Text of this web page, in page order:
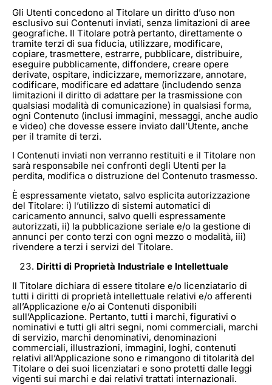
Gli Utenti concedono al Titolare un diritto d’uso non
esclusivo sui Contenuti inviati, senza limitazioni di aree
geografiche. Il Titolare potrà pertanto, direttamente o
tramite terzi di sua fiducia, utilizzare, modificare,
copiare, trasmettere, estrarre, pubblicare, distribuire,
eseguire pubblicamente, diffondere, creare opere
derivate, ospitare, indicizzare, memorizzare, annotare,
codificare, modificare ed adattare (includendo senza
limitazioni il diritto di adattare per la trasmissione con
qualsiasi modalità di comunicazione) in qualsiasi forma,
ogni Contenuto (inclusi immagini, messaggi, anche audio
e video) che dovesse essere inviato dall’Utente, anche
per il tramite di terzi.
I Contenuti inviati non verranno restituiti e il Titolare non
sarà responsabile nei confronti degli Utenti per la
perdita, modifica o distruzione del Contenuto trasmesso.
È espressamente vietato, salvo esplicita autorizzazione
del Titolare: i) l’utilizzo di sistemi automatici di
caricamento annunci, salvo quelli espressamente
autorizzati, ii) la pubblicazione seriale e/o la gestione di
annunci per conto terzi con ogni mezzo o modalità, iii)
rivendere a terzi i servizi del Titolare.
Diritti di Proprietà Industriale e Intellettuale
Il Titolare dichiara di essere titolare e/o licenziatario di
tutti i diritti di proprietà intellettuale relativi e/o afferenti
all’Applicazione e/o ai Contenuti disponibili
sull’Applicazione. Pertanto, tutti i marchi, figurativi o
nominativi e tutti gli altri segni, nomi commerciali, marchi
di servizio, marchi denominativi, denominazioni
commerciali, illustrazioni, immagini, loghi, contenuti
relativi all’Applicazione sono e rimangono di titolarità del
Titolare o dei suoi licenziatari e sono protetti dalle leggi
vigenti sui marchi e dai relativi trattati internazionali.